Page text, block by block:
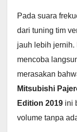
Pada suara
dari tuning tim
jauh lebih jernih.
mencoba
merasakan
Mitsubishi
Edition 2019 ini
volume tanpa